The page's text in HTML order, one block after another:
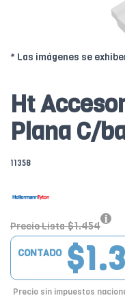
* Las imágenes se
Ht
Plana C/
11358
Precio Lista $1.454
CONTADO
Precio sin impuestos